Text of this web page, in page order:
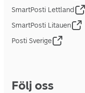
SmartPosti Lettland
SmartPosti Litauen
Posti Sverige
Följ oss